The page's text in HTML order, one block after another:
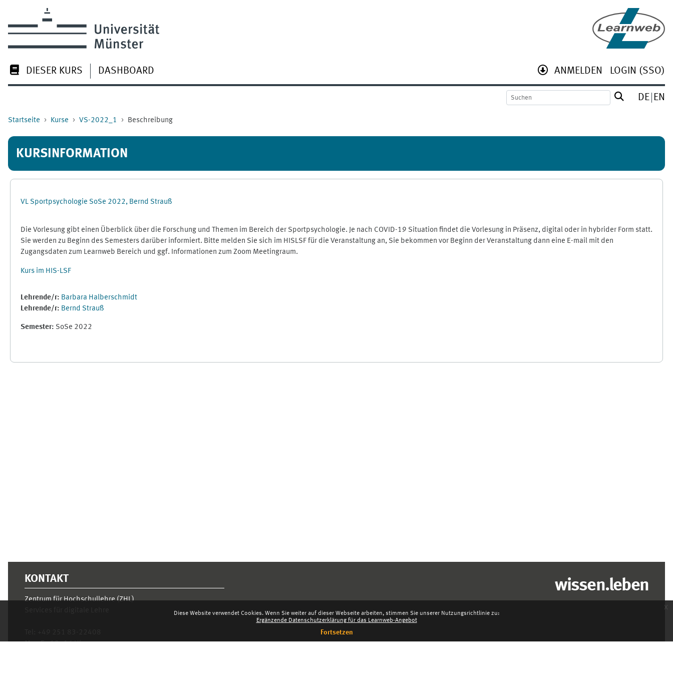
Diese Website verwendet Cookies. Wenn Sie weiter auf dieser Webseite arbeiten, stimmen Sie unserer Nutzungsrichtlinie zu:
Ergänzende Datenschutzerklärung für das Learnweb-Angebot
Fortsetzen
x
DIESER KURS DASHBOARD ANMELDEN LOGIN (SSO)
DE EN
Startseite Kurse VS-2022_1 Beschreibung
KURSINFORMATION
VL Sportpsychologie SoSe 2022, Bernd Strauß
Die Vorlesung gibt einen Überblick über die Forschung und Themen im Bereich der Sportpsychologie. Je nach COVID-19 Situation findet die Vorlesung in Präsenz, digital oder in hybrider Form statt.
Sie werden zu Beginn des Semesters darüber informiert. Bitte melden Sie sich im HISLSF für die Veranstaltung an, Sie bekommen vor Beginn der Veranstaltung dann eine E-mail mit den
Zugangsdaten zum Learnweb Bereich und ggf. Informationen zum Zoom Meetingraum.
Kurs im HIS-LSF
Lehrende/r: Barbara Halberschmidt
Lehrende/r: Bernd Strauß
Semester: SoSe 2022
KONTAKT
Zentrum für Hochschullehre (ZHL)
Mo.- Fr. 10–16 Uhr
wissen.leben